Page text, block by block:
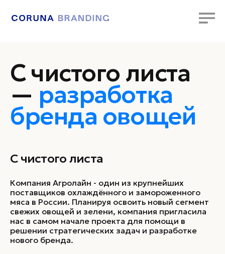
С чистого листа
— разработка
бренда овощей
C чистого листа
Компания Агролайн - один из крупнейших
поставщиков охлаждённого и замороженного
мяса в России. Планируя освоить новый сегмент
свежих овощей и зелени, компания пригласила
нас в самом начале проекта для помощи в
решении стратегических задач и разработке
нового бренда.